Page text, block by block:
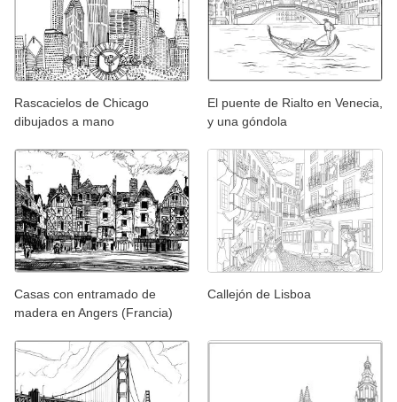
Rascacielos de Chicago
dibujados a mano
El puente de Rialto en Venecia,
y una góndola
Casas con entramado de
madera en Angers (Francia)
Callejón de Lisboa